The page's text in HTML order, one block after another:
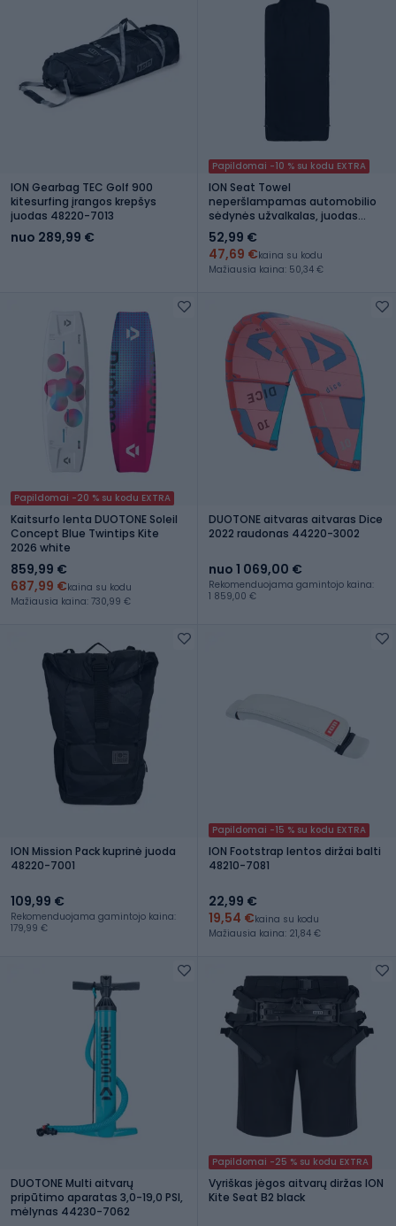
ION Gearbag TEC Golf 900
kitesurfing įrangos krepšys
juodas 48220-7013
nuo 289,99 €
Papildomai -10 % su kodu EXTRA
ION Seat Towel
neperšlampamas automobilio
sėdynės užvalkalas, juodas
48600-7055
52,99 €
47,69 €kaina su kodu
Mažiausia kaina: 50,34 €
Papildomai -20 % su kodu EXTRA
Kaitsurfo lenta DUOTONE Soleil
Concept Blue Twintips Kite
2026 white
859,99 €
687,99 €kaina su kodu
Mažiausia kaina: 730,99 €
DUOTONE aitvaras aitvaras Dice
2022 raudonas 44220-3002
nuo 1 069,00 €
Rekomenduojama gamintojo kaina:
1 859,00 €
ION Mission Pack kuprinė juoda
48220-7001
109,99 €
Rekomenduojama gamintojo kaina:
179,99 €
Papildomai -15 % su kodu EXTRA
ION Footstrap lentos diržai balti
48210-7081
22,99 €
19,54 €kaina su kodu
Mažiausia kaina: 21,84 €
DUOTONE Multi aitvarų
pripūtimo aparatas 3,0-19,0 PSI,
mėlynas 44230-7062
Papildomai -25 % su kodu EXTRA
Vyriškas jėgos aitvarų diržas ION
Kite Seat B2 black